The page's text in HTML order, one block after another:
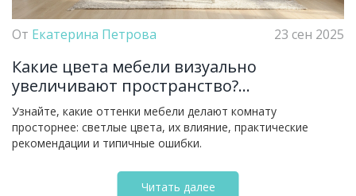
От Екатерина Петрова 23 сен 2025
Какие цвета мебели визуально
увеличивают пространство?
Практический гайд
Узнайте, какие оттенки мебели делают комнату
просторнее: светлые цвета, их влияние, практические
рекомендации и типичные ошибки.
Читать далее